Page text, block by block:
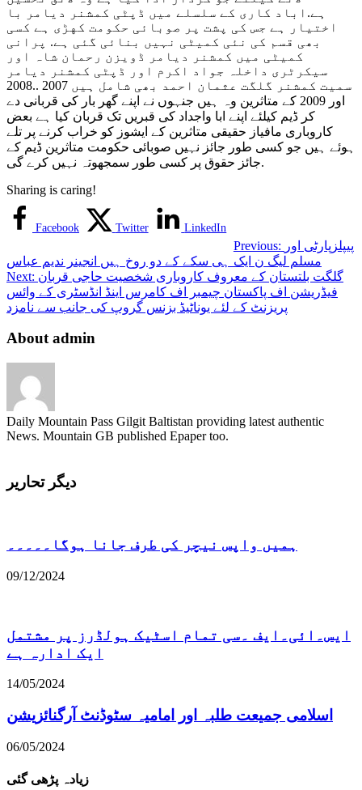
کمشنر
دیامر
با
اختیار
ہے
جس
پشت
پر
صوبائی
حکومت
کهڑی
ہے.اباد کاری کے سلسلے میں ڈپٹی کمشنر دیامر با
اختیار ہے جس کی پشت پر صوبائی حکومت کهڑی ہے کسی
بھی قسم کی نئی کمیٹی نہیں بنائی گئی ہے. پرانی
کمیٹی میں کمشنر دیامر ڈویزن رحمان شاہ اور
سیکرٹری داخلہ جواد اکرم اور ڈپٹی کمشنر دیامر
سمیت کمشنر گلگت عثمان احمد بھی شامل ہیں 2007 ..2008
اور 2009 کے متاثرین وہ ہیں جنہوں نے اپنے گھر بار کی قربانی دے
کر ڈیم کیلئے اپنے ابا واجداد کی قبریں تک قربان کیا ہے بعض
کاروباری مافیاز حقیقی متاثرین کے ایشوز کو خراب کرنے پر تلے
ہوئے ہیں جو کسی طور جائز نہیں صوبائی حکومت متاثرین ڈیم کے
جائز حقوق پر کسی طور سمجھوتہ نہیں کرے گی.
Sharing is caring!
Facebook Twitter LinkedIn
Previous:
مسلم لیگ ن ایک ہی سکے کے دو روخ ہیں انجینر ندیم عباس
Next:
فیڈریشن اف پاکستان چیمبر اف کامرس اینڈ انڈسٹری کے وائس
پریزنٹ کے لئے یوناٹیڈ بزنس گروپ کی جانب سے نامزد
About admin
Daily Mountain Pass Gilgit Baltistan providing latest authentic
News. Mountain GB published Epaper too.
دیگر تحاریر
ہمیں واپس نیچر کی طرف جانا ہوگا۔۔۔۔۔
09/12/2024
ایس۔ائی۔ایف ۔سی تمام اسٹیک ہولڈرز پر مشتمل
ایک ادارہ ہے
14/05/2024
اسلامی جمیعت طلبہ اور امامیہ سٹوڈنٹ آرگنائزیشن
06/05/2024
زیادہ پڑھی گئی